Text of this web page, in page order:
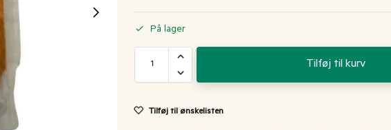
På lager
Tilføj til kurv
Tilføj til ønskelisten